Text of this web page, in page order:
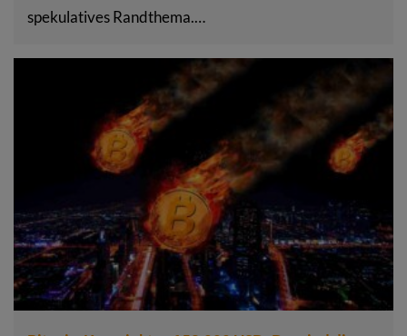
spekulatives Randthema.…